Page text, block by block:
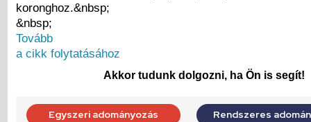
koronghoz.&nbsp;
&nbsp;
Tovább
a cikk folytatásához
Akkor tudunk dolgozni, ha Ön is segít!